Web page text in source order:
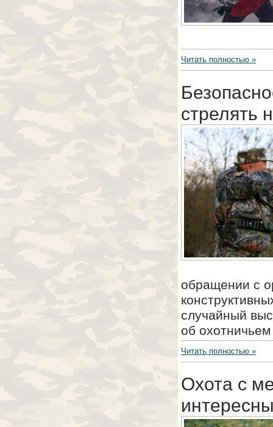
Читать полностью »
стрелять
обращении с
случайный
об
Читать полностью »
Охота с